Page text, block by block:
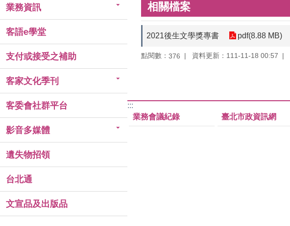
業務資訊
客語e學堂
支付或接受之補助
客家文化季刊
客委會社群平台
影音多媒體
遺失物招領
台北通
文宣品及出版品
相關檔案
2021後生文學獎專書 pdf(8.88 MB)
點閱數： 376 資料更新：111-11-18 00:57
:::
業務會議紀錄
臺北市政資訊網